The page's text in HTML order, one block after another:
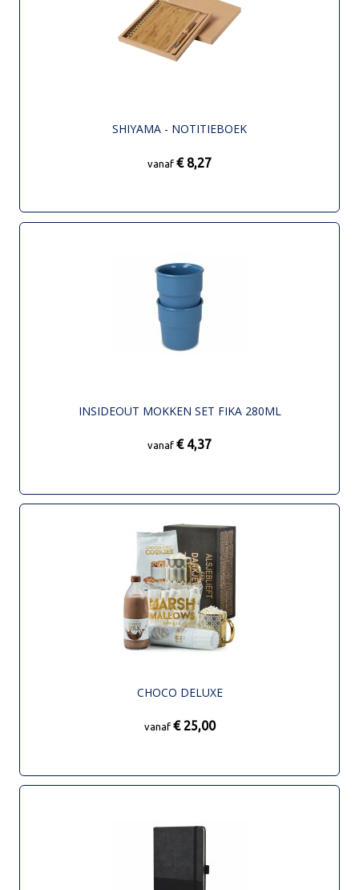
SHIYAMA - NOTITIEBOEK
vanaf € 8,27
INSIDEOUT MOKKEN SET FIKA 280ML
vanaf € 4,37
CHOCO DELUXE
vanaf € 25,00